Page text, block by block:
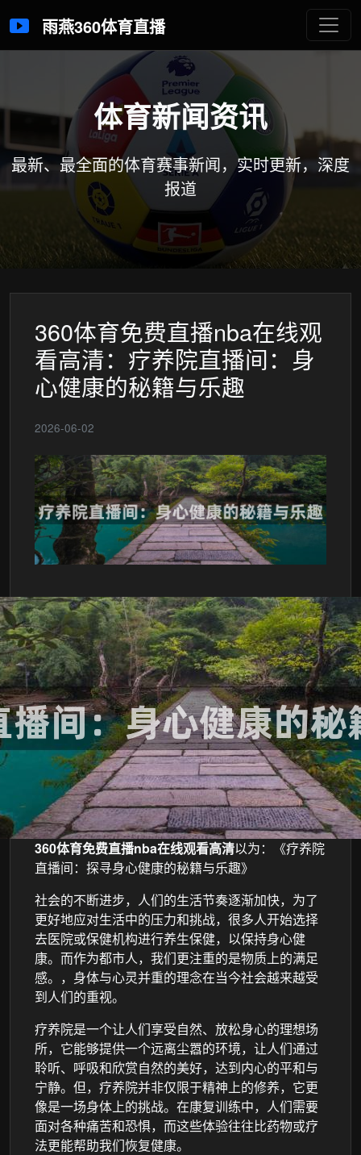
雨燕360体育直播
体育新闻资讯
最新、最全面的体育赛事新闻，实时更新，深度
报道
360体育免费直播nba在线观
看高清：疗养院直播间：身
心健康的秘籍与乐趣
2026-06-02
360体育免费直播nba在线观看高清以为：《疗养院
直播间：探寻身心健康的秘籍与乐趣》
社会的不断进步，人们的生活节奏逐渐加快，为了
更好地应对生活中的压力和挑战，很多人开始选择
去医院或保健机构进行养生保健，以保持身心健
康。而作为都市人，我们更注重的是物质上的满足
感。，身体与心灵并重的理念在当今社会越来越受
到人们的重视。
疗养院是一个让人们享受自然、放松身心的理想场
所，它能够提供一个远离尘嚣的环境，让人们通过
聆听、呼吸和欣赏自然的美好，达到内心的平和与
宁静。但，疗养院并非仅限于精神上的修养，它更
像是一场身体上的挑战。在康复训练中，人们需要
面对各种痛苦和恐惧，而这些体验往往比药物或疗
法更能帮助我们恢复健康。